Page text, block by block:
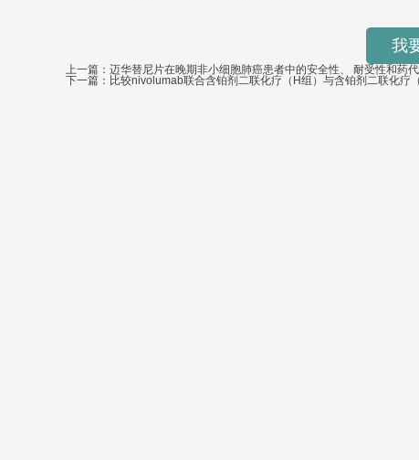
我
上一篇：迈华替尼片在晚期非小细胞肺癌患者中的安全性、 耐受性和药
下一篇：比较nivolumab联合含铂剂二联化疗（H组）与含铂剂二联化疗